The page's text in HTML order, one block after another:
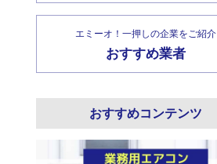
エミーオ！一押しの企業をご紹介
おすすめ業者
おすすめコンテンツ